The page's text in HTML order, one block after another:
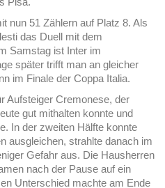
nun 51 Zählern auf Platz 8. Als
das Duell mit dem
Samstag ist Inter im
später trifft man an gleicher
im Finale der Coppa Italia.
Aufsteiger Cremonese, der
gut mithalten konnte und
In der zweiten Hälfte konnte
ausgleichen, strahlte danach im
Gefahr aus. Die Hausherren
nach der Pause auf ein
Unterschied machte am Ende